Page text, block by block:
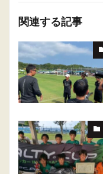
関連する記事